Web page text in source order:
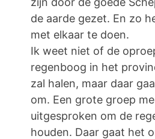
de aarde gezet. En zo
met elkaar te doen.
Ik weet niet of de
regenboog in het
zal halen, maar daar
om. Een grote groep
uitgesproken om de
houden. Daar gaat het